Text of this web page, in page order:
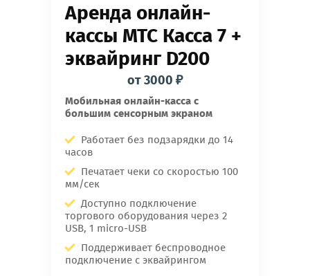
Аренда онлайн-
кассы МТС Касса 7 +
эквайринг D200
от 3000 ₽
Мобильная онлайн-касса с
большим сенсорным экраном
Работает без подзарядки до 14
часов
Печатает чеки со скоростью 100
мм/сек
Доступно подключение
торгового оборудования через 2
USB, 1 micro-USB
Поддерживает беспроводное
подключение с эквайрингом